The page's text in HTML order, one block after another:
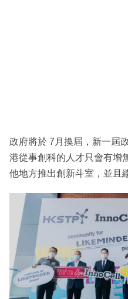
政府將於 7月換屆，新一屆
港從事創科的人才只會有增
他地方推出創新斗室，並且